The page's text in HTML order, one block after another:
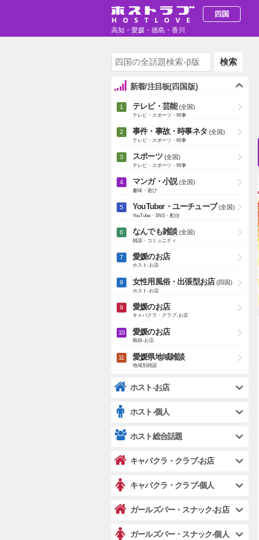
四国
高知・愛媛・徳島・香川
検索
新着/注目板(四国版)
テレビ・芸能 (全国)
テレビ・スポーツ・時事
事件・事故・時事ネタ (全国)
テレビ・スポーツ・時事
スポーツ (全国)
テレビ・スポーツ・時事
マンガ・小説 (全国)
趣味・遊び
YouTuber・ユーチューブ (全国)
YouTube・SNS・配信
なんでも雑談 (全国)
雑談・コミュニティ
愛媛のお店
ホスト-お店
女性用風俗・出張型お店 (四国)
ホスト-お店
愛媛のお店
キャバクラ・クラブ-お店
愛媛のお店
風俗-お店
愛媛県地域雑談
地域別雑談
ホスト-お店
ホスト-個人
ホスト総合話題
キャバクラ・クラブ-お店
キャバクラ・クラブ-個人
ガールズバー・スナック-お店
ガールズバー・スナック-個人